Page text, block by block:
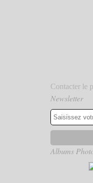
Contacter le
Newsletter
Albums